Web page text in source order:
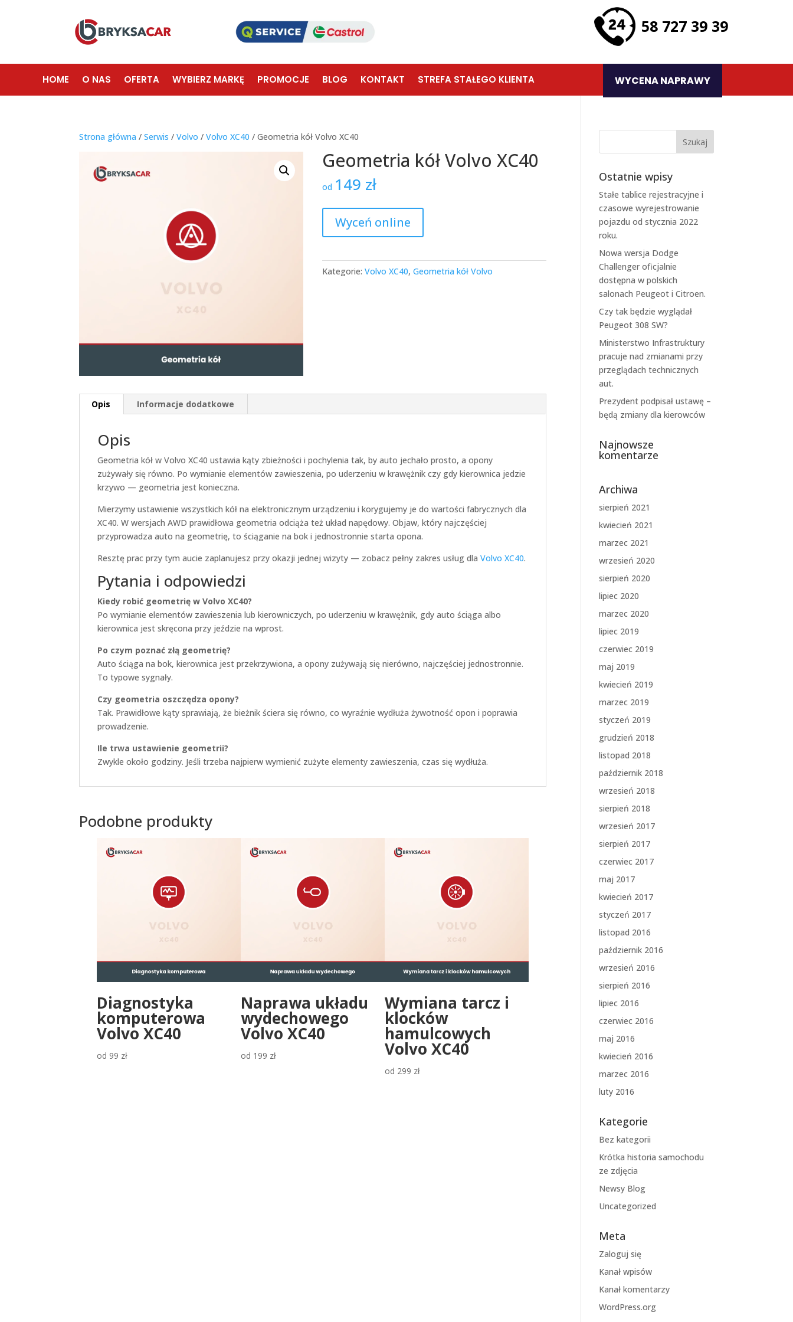
58 727 39 39
HOME O NAS OFERTA WYBIERZ MARKĘ PROMOCJE BLOG KONTAKT STREFA STAŁEGO KLIENTA WYCENA NAPRAWY
Strona główna /Serwis /Volvo /Volvo XC40 / Geometria kół Volvo XC40
Geometria kół Volvo XC40
od 149 zł
Wyceń online
Kategorie:Volvo XC40,Geometria kół Volvo
Opis Informacje dodatkowe
Opis
Geometria kół w Volvo XC40 ustawia kąty zbieżności i pochylenia tak, by auto jechało prosto, a opony
zużywały się równo. Po wymianie elementów zawieszenia, po uderzeniu w krawężnik czy gdy kierownica jedzie
krzywo — geometria jest konieczna.
Mierzymy ustawienie wszystkich kół na elektronicznym urządzeniu i korygujemy je do wartości fabrycznych dla
XC40. W wersjach AWD prawidłowa geometria odciąża też układ napędowy. Objaw, który najczęściej
przyprowadza auto na geometrię, to ściąganie na bok i jednostronnie starta opona.
Resztę prac przy tym aucie zaplanujesz przy okazji jednej wizyty — zobacz pełny zakres usług dlaVolvo XC40.
Pytania i odpowiedzi
Kiedy robić geometrię w Volvo XC40?
Po wymianie elementów zawieszenia lub kierowniczych, po uderzeniu w krawężnik, gdy auto ściąga albo
kierownica jest skręcona przy jeździe na wprost.
Po czym poznać złą geometrię?
Auto ściąga na bok, kierownica jest przekrzywiona, a opony zużywają się nierówno, najczęściej jednostronnie.
To typowe sygnały.
Czy geometria oszczędza opony?
Tak. Prawidłowe kąty sprawiają, że bieżnik ściera się równo, co wyraźnie wydłuża żywotność opon i poprawia
prowadzenie.
Ile trwa ustawienie geometrii?
Zwykle około godziny. Jeśli trzeba najpierw wymienić zużyte elementy zawieszenia, czas się wydłuża.
Podobne produkty
Diagnostyka
komputerowa
Volvo XC40
od 99 zł
Naprawa układu
wydechowego
Volvo XC40
od 199 zł
Wymiana tarcz i
klocków
hamulcowych
Volvo XC40
od 299 zł
Ostatnie wpisy
Stałe tablice rejestracyjne i
czasowe wyrejestrowanie
pojazdu od stycznia 2022
roku.
Nowa wersja Dodge
Challenger oficjalnie
dostępna w polskich
salonach Peugeot i Citroen.
Czy tak będzie wyglądał
Peugeot 308 SW?
Ministerstwo Infrastruktury
pracuje nad zmianami przy
przeglądach technicznych
aut.
Prezydent podpisał ustawę –
będą zmiany dla kierowców
Najnowsze
komentarze
Archiwa
sierpień 2021
kwiecień 2021
marzec 2021
wrzesień 2020
sierpień 2020
lipiec 2020
marzec 2020
lipiec 2019
czerwiec 2019
maj 2019
kwiecień 2019
marzec 2019
styczeń 2019
grudzień 2018
listopad 2018
październik 2018
wrzesień 2018
sierpień 2018
wrzesień 2017
sierpień 2017
czerwiec 2017
maj 2017
kwiecień 2017
styczeń 2017
listopad 2016
październik 2016
wrzesień 2016
sierpień 2016
lipiec 2016
czerwiec 2016
maj 2016
kwiecień 2016
marzec 2016
luty 2016
Kategorie
Bez kategorii
Krótka historia samochodu
ze zdjęcia
Newsy Blog
Uncategorized
Meta
Zaloguj się
Kanał wpisów
Kanał komentarzy
WordPress.org